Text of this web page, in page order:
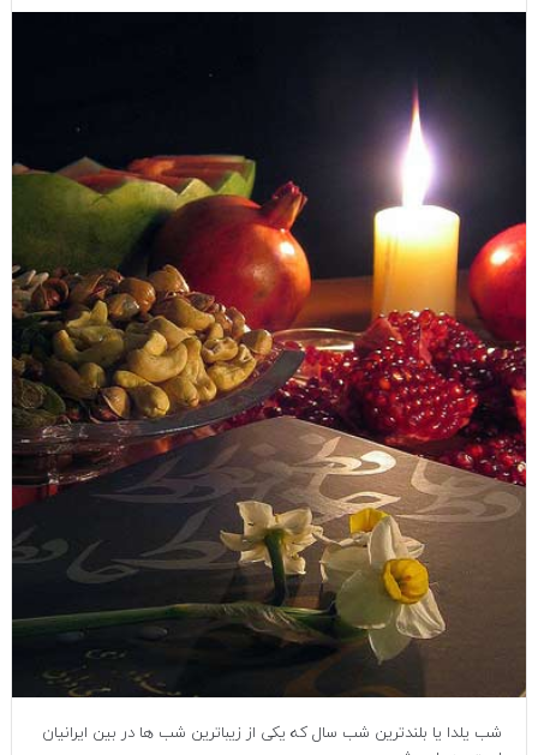
شب یلدا یا بلندترین شب سال که یکی از زیباترین شب ها در بین ایرانیان